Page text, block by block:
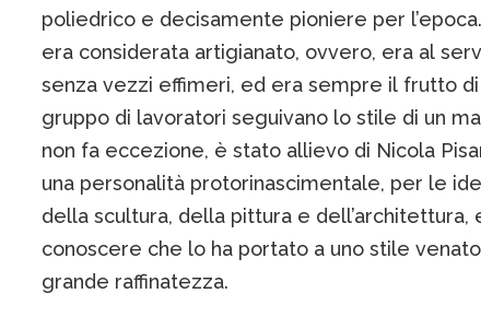
poliedrico e decisamente pioniere per
era considerata artigianato, ovvero, era al
senza vezzi effimeri, ed era sempre il frutto
gruppo di lavoratori seguivano lo stile di un
non fa eccezione, è stato allievo di Nicola
una personalità protorinascimentale, per le
della scultura, della pittura e dell’architettura,
conoscere che lo ha portato a uno stile
grande raffinatezza.